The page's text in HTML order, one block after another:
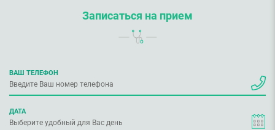
Записаться на прием
ВАШ ТЕЛЕФОН
ДАТА